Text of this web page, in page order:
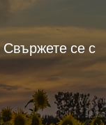
Свържете се с